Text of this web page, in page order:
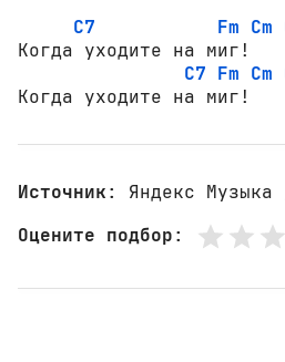
C7
Fm Cm
Когда уходите на миг!
C7 Fm Cm
Когда уходите на миг!
Источник: Яндекс
Оцените подбор: